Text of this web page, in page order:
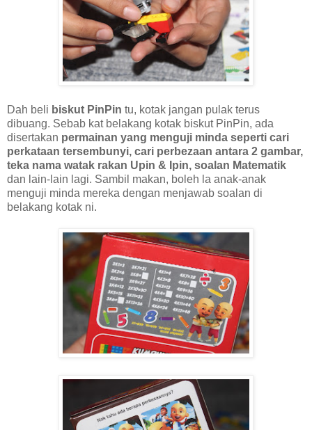
Dah beli biskut PinPin tu, kotak jangan pulak terus
dibuang. Sebab kat belakang kotak biskut PinPin, ada
disertakan permainan yang menguji minda seperti cari
perkataan tersembunyi, cari perbezaan antara 2 gambar,
teka nama watak rakan Upin & Ipin, soalan Matematik
dan lain-lain lagi. Sambil makan, boleh la anak-anak
menguji minda mereka dengan menjawab soalan di
belakang kotak ni.